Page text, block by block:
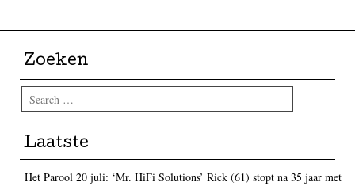
Zoeken
Search
Laatste
Het Parool 20 juli: ‘Mr. HiFi Solutions’ Rick (61) stopt na 35 jaar met